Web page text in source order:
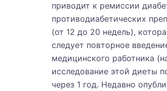
приводит к ремиссии
противодиабетических
(от 12 до 20 недель),
следует повторное
медицинского работника
исследование этой диеты
через 1 год. Недавно